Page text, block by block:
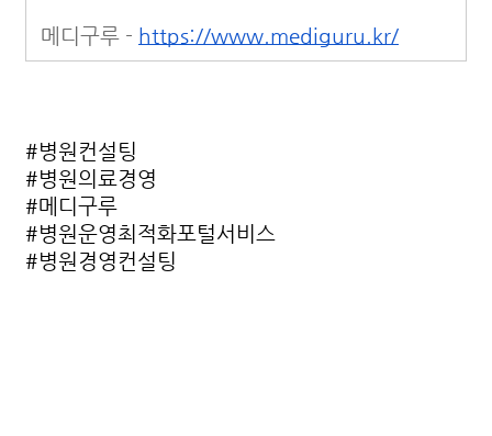
메디구루 - https://www.mediguru.kr/
#병원컨설팅
#병원의료경영
#메디구루
#병원운영최적화포털서비스
#병원경영컨설팅